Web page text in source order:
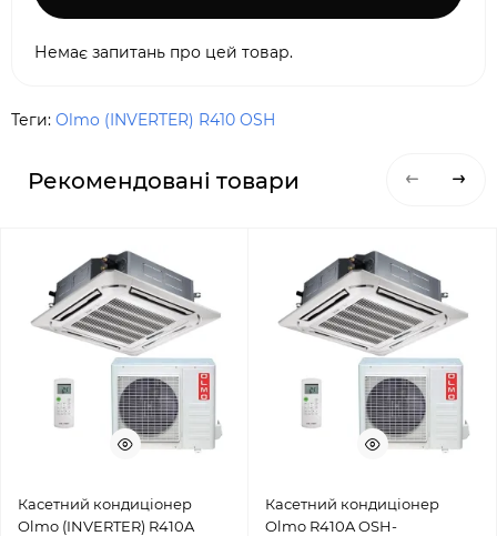
Немає запитань про цей товар.
Теги: Olmo (INVERTER) R410 OSH
Рекомендовані товари
Касетний кондиціонер
Olmo (INVERTER) R410A
Касетний кондиціонер
Olmo R410A OSH-